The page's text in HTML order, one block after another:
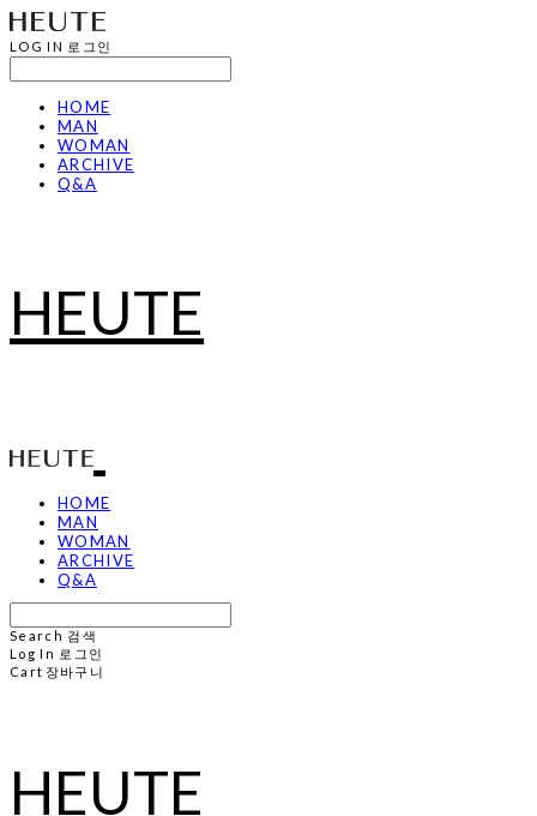
LOG IN 로그인
HOME
MAN
WOMAN
ARCHIVE
Q&A
HEUTE
HOME
MAN
WOMAN
ARCHIVE
Q&A
Search 검색
Log In 로그인
Cart 장바구니
HEUTE